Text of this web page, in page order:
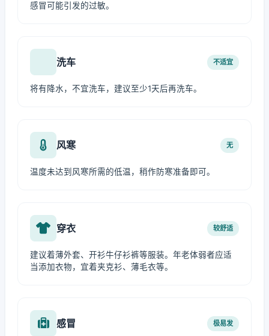
感冒可能引发的过敏。
洗车 不适宜
将有降水，不宜洗车，建议至少1天后再洗车。
风寒 无
温度未达到风寒所需的低温，稍作防寒准备即可。
穿衣 较舒适
建议着薄外套、开衫牛仔衫裤等服装。年老体弱者应适
当添加衣物，宜着夹克衫、薄毛衣等。
感冒 极易发